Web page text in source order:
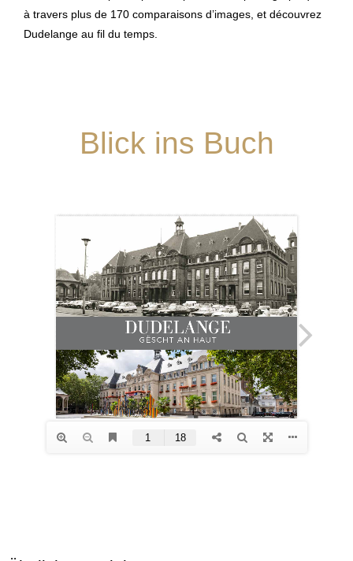
à travers plus de 170 comparaisons d’images, et découvrez
Dudelange au fil du temps.
Blick ins Buch